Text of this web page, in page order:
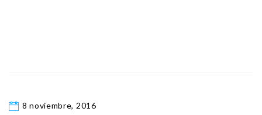
8 noviembre, 2016